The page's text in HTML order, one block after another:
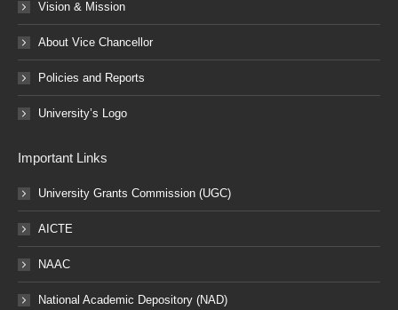
Vision & Mission
About Vice Chancellor
Policies and Reports
University’s Logo
Important Links
University Grants Commission (UGC)
AICTE
NAAC
National Academic Depository (NAD)